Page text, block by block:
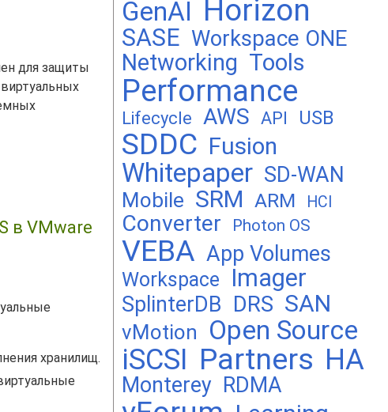
для защиты
в VMware
хранилищ.
GenAI Horizon
SASE Workspace ONE
Networking Tools
Performance
Lifecycle AWS API USB
SDDC Fusion
Whitepaper SD-WAN
Mobile SRM ARM HCI
Converter Photon OS
VEBA App Volumes
Workspace Imager
SplinterDB DRS SAN
vMotion Open Source
iSCSI Partners HA
Monterey RDMA